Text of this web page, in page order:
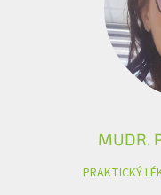
MUDR.
PRAKTICKÝ